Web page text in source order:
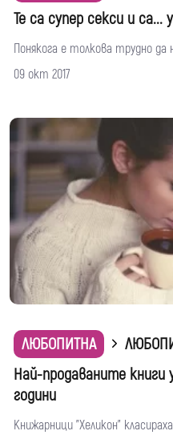
Те са супер секси и са...
Понякога е толкова трудно
09 окт 2017
ЛЮБОПИТНА
Най-продаваните книги
години
Книжарници "Хеликон"